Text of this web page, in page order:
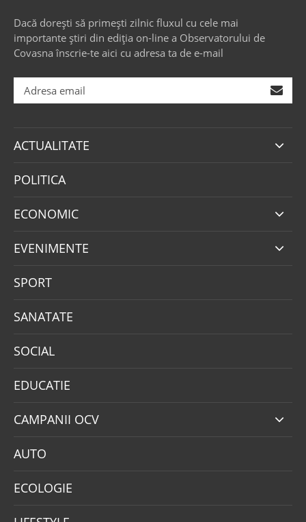
Dacă dorești să primești zilnic fluxul cu cele mai
importante știri din ediția on-line a Observatorului de
Covasna înscrie-te aici cu adresa ta de e-mail
ACTUALITATE
POLITICA
ECONOMIC
EVENIMENTE
SPORT
SANATATE
SOCIAL
EDUCATIE
CAMPANII OCV
AUTO
ECOLOGIE